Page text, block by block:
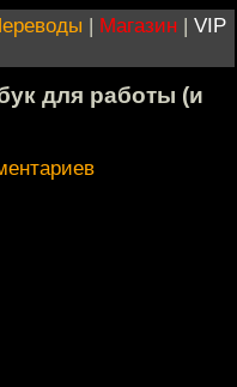
| Магазин | VIP
для работы (и